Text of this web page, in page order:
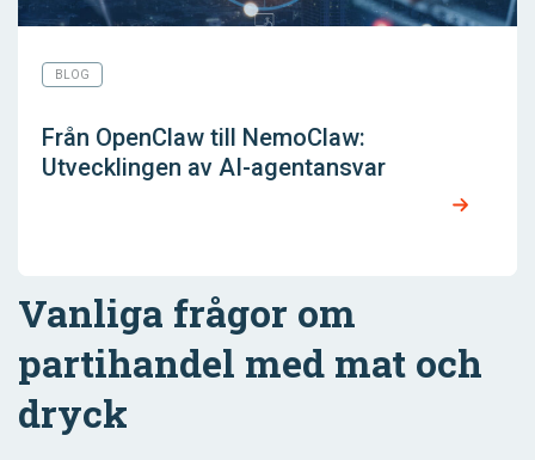
BLOG
Från OpenClaw till NemoClaw:
Utvecklingen av AI-agentansvar
Vanliga frågor om
partihandel med mat och
dryck